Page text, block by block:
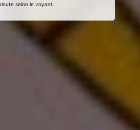
selon le voyant.